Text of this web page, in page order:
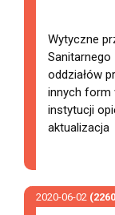
Wytyczne
Sanitarnego
oddziałów
innych form
instytucji
aktualizacja
2020-06-02